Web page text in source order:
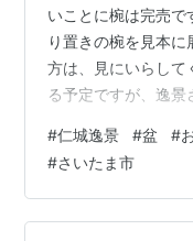
いことに椀は完売で
り置きの椀を見本
方は、見にいらして
る予定ですが、逸景
い。 さて、今展に
ます。栗材を使った
目を活かす拭き漆で
目の違いも魅力。
#仁城逸景 #盆 #
#さいたま市